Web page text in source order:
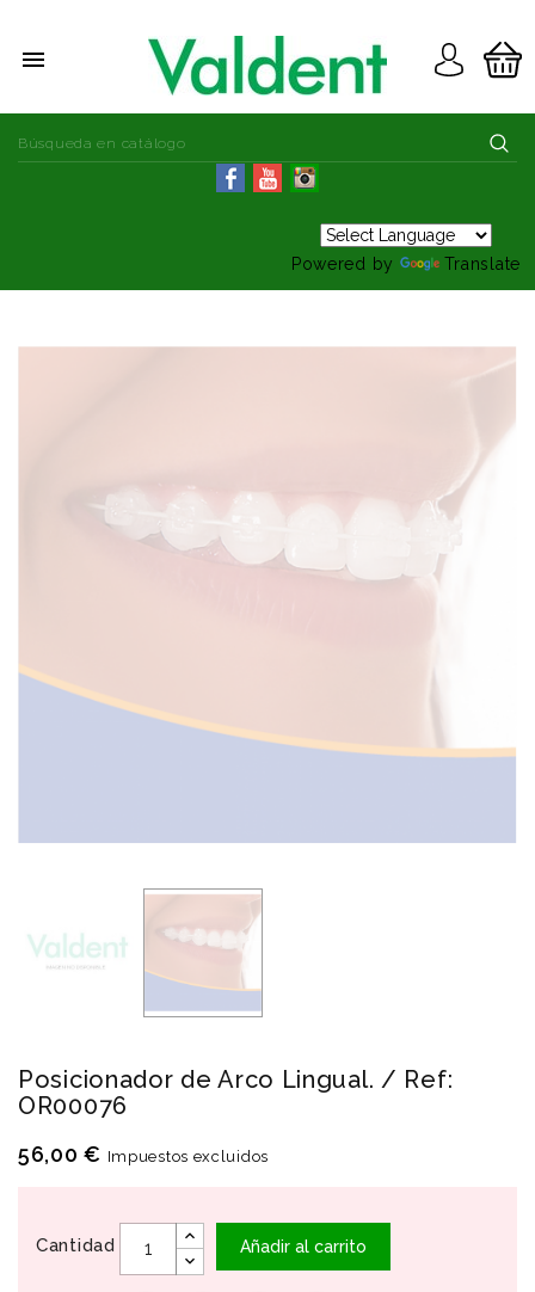

Powered by Translate
Posicionador de Arco Lingual. / Ref:
OR00076
56,00 € Impuestos excluidos
Cantidad Añadir al carrito